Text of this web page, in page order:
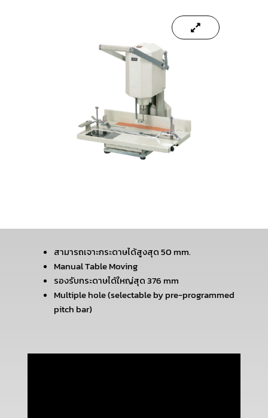
สามารถเจาะกระดาษได้สูงสุด 50 mm.
Manual Table Moving
รองรับกระดาษได้ใหญ่สุด 376 mm
Multiple hole (selectable by pre-programmed
pitch bar)